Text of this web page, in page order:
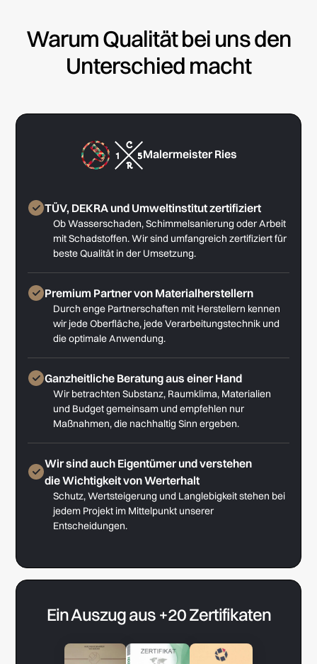
Warum Qualität bei uns den
Unterschied macht
Malermeister Ries
TÜV, DEKRA und Umweltinstitut zertifiziert
Ob Wasserschaden, Schimmelsanierung oder Arbeit
mit Schadstoffen. Wir sind umfangreich zertifiziert für
beste Qualität in der Umsetzung.
Premium Partner von Materialherstellern
Durch enge Partnerschaften mit Herstellern kennen
wir jede Oberfläche, jede Verarbeitungstechnik und
die optimale Anwendung.
Ganzheitliche Beratung aus einer Hand
Wir betrachten Substanz, Raumklima, Materialien
und Budget gemeinsam und empfehlen nur
Maßnahmen, die nachhaltig Sinn ergeben.
Wir sind auch Eigentümer und verstehen
die Wichtigkeit von Werterhalt
Schutz, Wertsteigerung und Langlebigkeit stehen bei
jedem Projekt im Mittelpunkt unserer
Entscheidungen.
Ein Auszug aus +20 Zertifikaten